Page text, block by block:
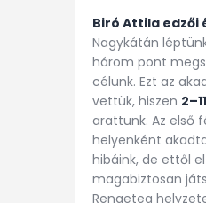
Biró Attila edzői
Nagykátán
három pont
célunk. Ezt az
vettük, hiszen
arattunk. Az első
helyenként
hibáink, de ettől
magabiztosan
Rengeteg